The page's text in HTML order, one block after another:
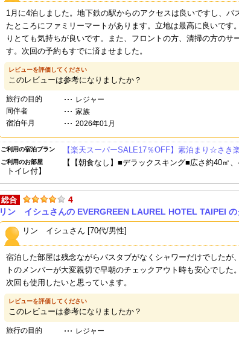
1月に4泊しました。地下鉄の駅からのアクセスは良いですし、
たところにファミリーマートがあります。立地は最高に良いで
りとても気持ちが良いです。また、フロントの方、清掃の方の
す。次回の予約もすでに済ませました。
レビューを評価してください
このレビューは参考になりましたか？
旅行の目的
レジャー
同伴者
家族
宿泊年月
2026年01月
ご利用の宿泊プラン 【楽天スーパーSALE17％OFF】素泊まり☆さき
ご利用のお部屋
【【朝食なし】■デラックスキング■広さ約40㎡
トイレ付】
総合
4
リン イシュさんの EVERGREEN LAUREL HOTEL TAIPEI の
リン イシュさん [70代/男性]
宿泊した部屋は残念ながらバスタブがなくシャワーだけでした
トのメンバーが大変親切で早朝のチェックアウト時も安心でした
次回も使用したいと思っています。
レビューを評価してください
このレビューは参考になりましたか？
旅行の目的
レジャー